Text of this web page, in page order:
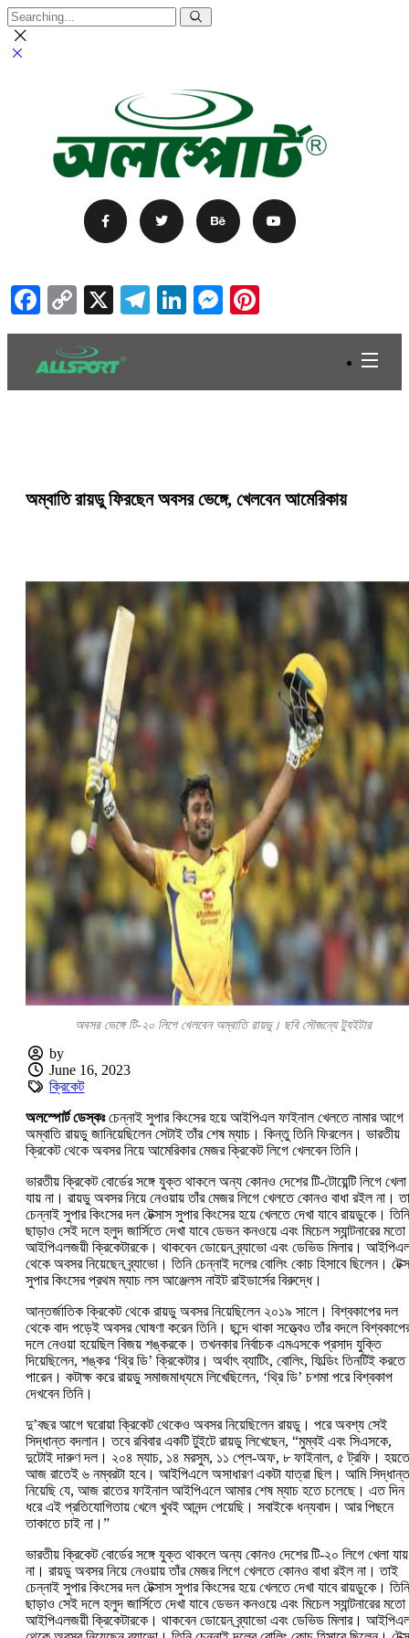
Facebook
Copy
Link
X Telegram
LinkedIn
Messenger
অম্বাতি রায়ডু ফিরছেন অবসর ভেঙ্গে, খেলবেন আমেরিকায়
অবসর ভেঙ্গে টি-২০ লিগে খেলবেন অম্বাতি রায়ডু। ছবি সৌজন্যে ট্যুইটার
by
June 16, 2023
ক্রিকেট
অলস্পোর্ট ডেস্কঃচেন্নাই সুপার কিংসের হয়ে আইপিএল ফাইনাল খেলতে নামার আগে
অম্বাতি রায়ডু জানিয়েছিলেন সেটাই তাঁর শেষ ম্যাচ। কিন্তু তিনি ফিরলেন। ভারতীয়
ক্রিকেট থেকে অবসর নিয়ে আমেরিকার মেজর ক্রিকেট লিগে খেলবেন তিনি।
ভারতীয় ক্রিকেট বোর্ডের সঙ্গে যুক্ত থাকলে অন্য কোনও দেশের টি-টোয়েন্টি লিগে খেলা
যায় না। রায়ডু অবসর নিয়ে নেওয়ায় তাঁর মেজর লিগে খেলতে কোনও বাধা রইল না।
চেন্নাই সুপার কিংসের দল টেক্সাস সুপার কিংসের হয়ে খেলতে দেখা যাবে রায়ডুকে। তিনি
ছাড়াও সেই দলে হলুদ জার্সিতে দেখা যাবে ডেভন কনওয়ে এবং মিচেল স্যান্টনারের মতো
আইপিএলজয়ী ক্রিকেটারকে। থাকবেন ডোয়েন ব্র্যাভো এবং ডেভিড মিলার।
থেকে অবসর নিয়েছেন ব্র্যাভো। তিনি চেন্নাই দলের বোলিং কোচ হিসাবে ছিলেন।
সুপার কিংসের প্রথম ম্যাচ লস আঞ্জেলস নাইট রাইডার্সের বিরুদ্ধে।
আন্তর্জাতিক ক্রিকেট থেকে রায়ডু অবসর নিয়েছিলেন ২০১৯ সালে। বিশ্বকাপের দল
থেকে বাদ পড়েই অবসর ঘোষণা করেন তিনি। ছন্দে থাকা সত্ত্বেও তাঁর বদলে
দলে নেওয়া হয়েছিল বিজয় শঙ্করকে। তখনকার নির্বাচক এমএসকে প্রসাদ যুক্তি
দিয়েছিলেন, শঙ্কর ‘থ্রি ডি’ ক্রিকেটার। অর্থাৎ ব্যাটিং, বোলিং, ফিল্ডিং তিনটিই করতে
পারেন। কটাক্ষ করে রায়ডু সমাজমাধ্যমে লিখেছিলেন, ‘থ্রি ডি’ চশমা পরে বিশ্বকাপ
দেখবেন তিনি।
দু’বছর আগে ঘরোয়া ক্রিকেট থেকেও অবসর নিয়েছিলেন রায়ডু। পরে অবশ্য সেই
সিদ্ধান্ত বদলান। তবে রবিবার একটি টুইটে রায়ডু লিখেছেন, “মুম্বই এবং সিএসকে,
দুটোই দারুণ দল। ২০৪ ম্যাচ, ১৪ মরসুম, ১১ প্লে-অফ, ৮ ফাইনাল, ৫ ট্রফি।
আজ রাতেই ৬ নম্বরটা হবে। আইপিএলে অসাধারণ একটা যাত্রা ছিল। আমি সিদ্ধান্ত
নিয়েছি যে, আজ রাতের ফাইনাল আইপিএলে আমার শেষ ম্যাচ হতে চলেছে। এত দিন
ধরে এই প্রতিযোগিতায় খেলে খুবই আনন্দ পেয়েছি। সবাইকে ধন্যবাদ। আর পিছনে
তাকাতে চাই না।”
ভারতীয় ক্রিকেট বোর্ডের সঙ্গে যুক্ত থাকলে অন্য কোনও দেশের টি-২০ লিগে খেলা যায়
না। রায়ডু অবসর নিয়ে নেওয়ায় তাঁর মেজর লিগে খেলতে কোনও বাধা রইল না। তাই
চেন্নাই সুপার কিংসের দল টেক্সাস সুপার কিংসের হয়ে খেলতে দেখা যাবে রায়ডুকে। তিনি
ছাড়াও সেই দলে হলুদ জার্সিতে দেখা যাবে ডেভন কনওয়ে এবং মিচেল স্যান্টনারের মতো
আইপিএলজয়ী ক্রিকেটারকে। থাকবেন ডোয়েন ব্র্যাভো এবং ডেভিড মিলার।